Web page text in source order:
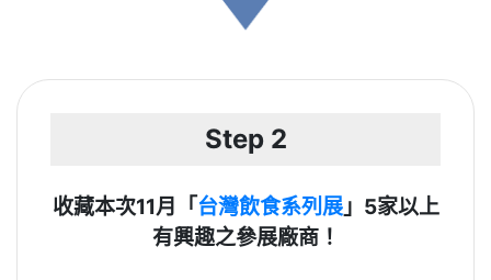
Step 2
收藏本次11月「 台灣飲食系列展」5家以上
有興趣之參展廠商！